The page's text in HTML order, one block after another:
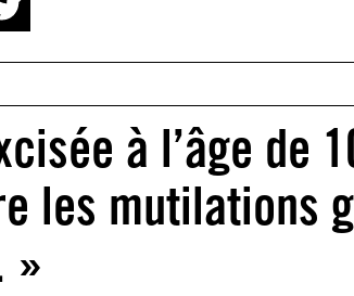
à l’âge de
les mutilations
»